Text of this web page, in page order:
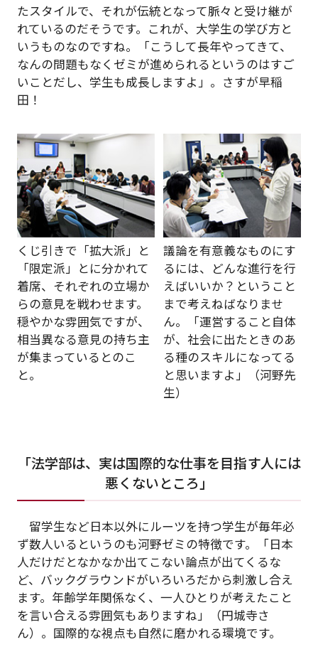
たスタイルで、それが伝統となって脈々と受け継が
れているのだそうです。これが、大学生の学び方と
いうものなのですね。「こうして長年やってきて、
なんの問題もなくゼミが進められるというのはすご
いことだし、学生も成長しますよ」。さすが早稲
田！
くじ引きで「拡大派」と
「限定派」とに分かれて
着席、それぞれの立場か
らの意見を戦わせます。
穏やかな雰囲気ですが、
相当異なる意見の持ち主
が集まっているとのこ
と。
議論を有意義なものにす
るには、どんな進行を行
えばいいか？ということ
まで考えねばなりませ
ん。「運営すること自体
が、社会に出たときのあ
る種のスキルになってる
と思いますよ」（河野先
生）
「法学部は、実は国際的な仕事を目指す人には
悪くないところ」
留学生など日本以外にルーツを持つ学生が毎年必
ず数人いるというのも河野ゼミの特徴です。「日本
人だけだとなかなか出てこない論点が出てくるな
ど、バックグラウンドがいろいろだから刺激し合え
ます。年齢学年関係なく、一人ひとりが考えたこと
を言い合える雰囲気もありますね」（円城寺さ
ん）。国際的な視点も自然に磨かれる環境です。